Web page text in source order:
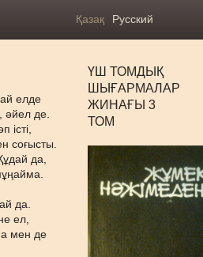
Қазақ Русский
елде
әйел де.
істі,
соғысты.
да,
да.
ел,
мен де
ҮШ ТОМДЫҚ
ШЫҒАРМАЛАР
ЖИНАҒЫ 3
ТОМ